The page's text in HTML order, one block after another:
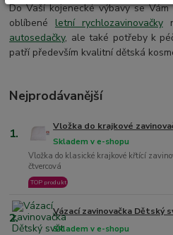
Do Vaší kojenecké výbavy se
oblíbené letní rychlozavinovačky
autosedačky, ale také potřeby k
patří především kvalitní dětská
Nejprodávanější
1. Vložka do krajkové
Vložka do klasické krajkové křtící
čtvercová
Skladem v e-shopu
TOP produkt
2. Vázací zavinovačka Dětský
Skladem v e-shopu